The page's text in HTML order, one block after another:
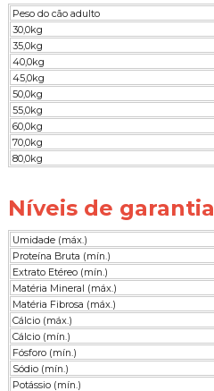
Peso do cão adulto
30,0kg
35,0kg
40,0kg
45,0kg
50,0kg
55,0kg
60,0kg
70,0kg
80,0kg
Níveis de garantia
Umidade (máx.)
Proteína Bruta (mín.)
Extrato Etéreo (mín.)
Matéria Mineral (máx.)
Matéria Fibrosa (máx.)
Cálcio (máx.)
Cálcio (mín.)
Fósforo (mín.)
Sódio (mín.)
Potássio (mín.)